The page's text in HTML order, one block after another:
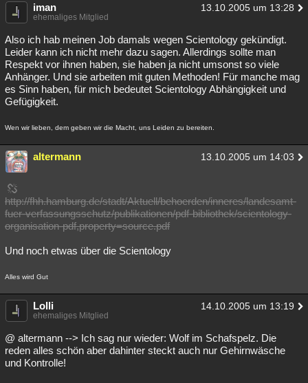
iman 13.10.2005 um 13:28
ehemaliges Mitglied
Also ich hab meinen Job damals wegen Scientology gekündigt.
Leider kann ich nicht mehr dazu sagen. Allerdings sollte man
Respekt vor ihnen haben, sie haben ja nicht umsonst so viele
Anhänger. Und sie arbeiten mit guten Methoden! Für manche mag
es Sinn haben, für mich bedeutet Scientology Abhängigkeit und
Gefügigkeit.
Wen wir lieben, dem geben wir die Macht, uns Leiden zu bereiten.
altermann 13.10.2005 um 14:03
http://fhh.hamburg.de/stadt/Aktuell/behoerden/inneres/landesamt-
fuer-verfassungsschutz/publikationen/pdf-bibliothek/scientology-
organisation-pdf,property=source.pdf
Und noch etwas über die Scientology
Alles wird Gut
Lolli 14.10.2005 um 13:19
ehemaliges Mitglied
@ altermann --> Ich sag nur wieder: Wolf im Schafspelz. Die
reden alles schön aber dahinter steckt auch nur Gehirnwäsche
und Kontrolle!